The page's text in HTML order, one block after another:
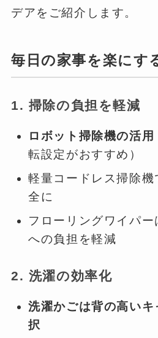
デアをご紹介します。
毎日の家事を楽にす
1. 掃除の負担を軽減
ロボット掃除機の活用
転設定がおすすめ）
軽量コードレス掃除
全に
フローリングワイパ
への負担を軽減
2. 洗濯の効率化
洗濯かごは背の高い
択